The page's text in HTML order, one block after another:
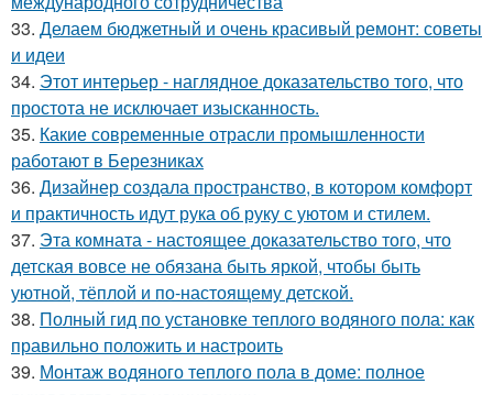
33. Делаем бюджетный и очень красивый ремонт: советы
и идеи
34. Этот интерьер - наглядное доказательство того, что
простота не исключает изысканность.
35. Какие современные отрасли промышленности
работают в Березниках
36. Дизайнер создала пространство, в котором комфорт
и практичность идут рука об руку с уютом и стилем.
37. Эта комната - настоящее доказательство того, что
детская вовсе не обязана быть яркой, чтобы быть
уютной, тёплой и по-настоящему детской.
38. Полный гид по установке теплого водяного пола: как
правильно положить и настроить
39. Монтаж водяного теплого пола в доме: полное